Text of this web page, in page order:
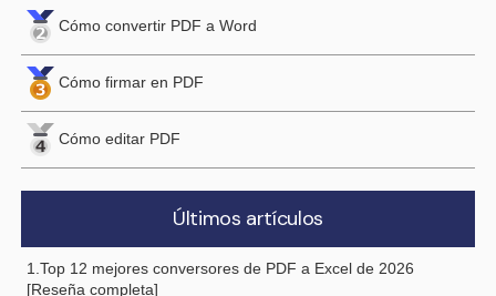
Cómo convertir PDF a Word
Cómo firmar en PDF
Cómo editar PDF
Últimos artículos
1.Top 12 mejores conversores de PDF a Excel de 2026
[Reseña completa]